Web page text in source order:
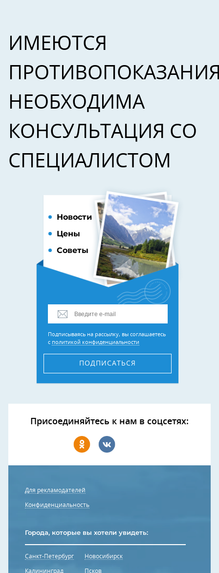
ИМЕЮТСЯ
НЕОБХОДИМА
КОНСУЛЬТАЦИЯ СО
СПЕЦИАЛИСТОМ
Новости
Цены
Советы
Подписываясь на рассылку, вы соглашаетесь
с политикой конфиденциальности
ПОДПИСАТЬСЯ
Присоединяйтесь к нам в соцсетях:
Для рекламодателей
Конфиденциальность
Города, которые вы хотели увидеть:
Санкт-Петербург
Калининград
Новосибирск
Псков